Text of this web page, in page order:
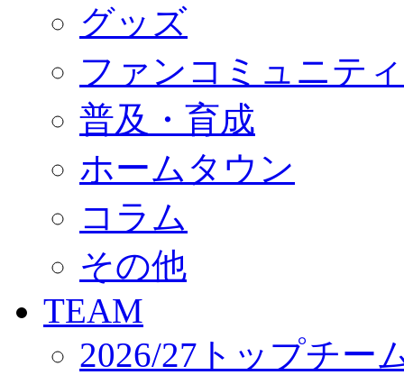
ACADEMY
アカデミーについて
コーチ&スタッフ
ジュニア
ジュニアユース
ユース
練習拠点（ナラディーア）
SCHOOL
CLUB
パートナー募集
クラブ理念
サステナビリティ
Web制作支援
応援プロジェクト
グッズ
ファンコミュニティ
普及・育成
ホームタウン
コラム
その他
TEAM
2026/27トップチー